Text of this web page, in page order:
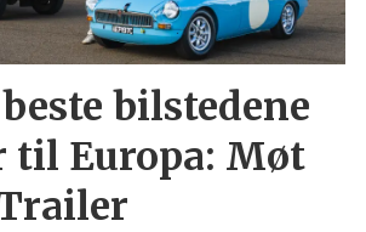
bilstedene
til Europa: Møt